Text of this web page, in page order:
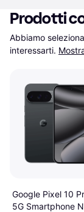
Prodotti
Abbiamo
interessarti.
Google Pixel 10
5G Smartphone